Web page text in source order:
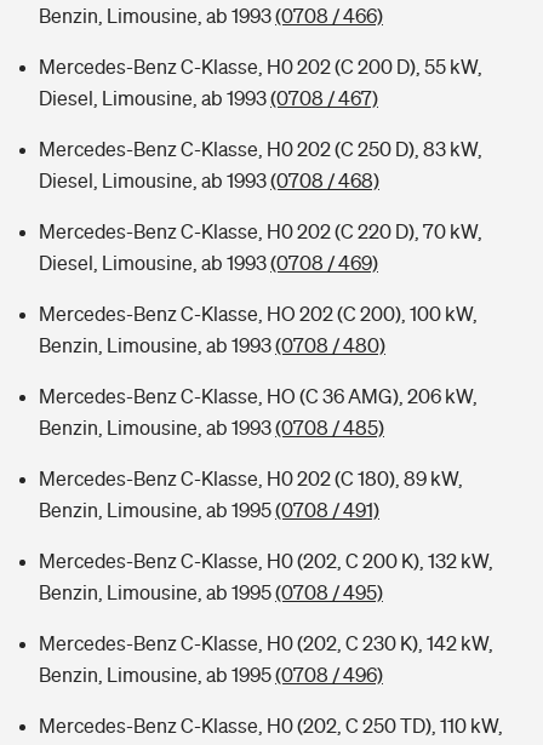
Typklassen: So ist Ihr Auto eingestuft
Sie haben Fragen?
Benzin, Limousine, ab 1993(0708 / 466)
Mercedes-Benz C-Klasse, H0 202 (C 200 D), 55 kW,
Diesel, Limousine, ab 1993(0708 / 467)
Mercedes-Benz C-Klasse, H0 202 (C 250 D), 83 kW,
Diesel, Limousine, ab 1993(0708 / 468)
Mercedes-Benz C-Klasse, H0 202 (C 220 D), 70 kW,
Diesel, Limousine, ab 1993(0708 / 469)
Mercedes-Benz C-Klasse, HO 202 (C 200), 100 kW,
Benzin, Limousine, ab 1993(0708 / 480)
Mercedes-Benz C-Klasse, HO (C 36 AMG), 206 kW,
Benzin, Limousine, ab 1993(0708 / 485)
Mercedes-Benz C-Klasse, H0 202 (C 180), 89 kW,
Benzin, Limousine, ab 1995(0708 / 491)
Mercedes-Benz C-Klasse, H0 (202, C 200 K), 132 kW,
Benzin, Limousine, ab 1995(0708 / 495)
Mercedes-Benz C-Klasse, H0 (202, C 230 K), 142 kW,
Benzin, Limousine, ab 1995(0708 / 496)
Mercedes-Benz C-Klasse, H0 (202, C 250 TD), 110 kW,